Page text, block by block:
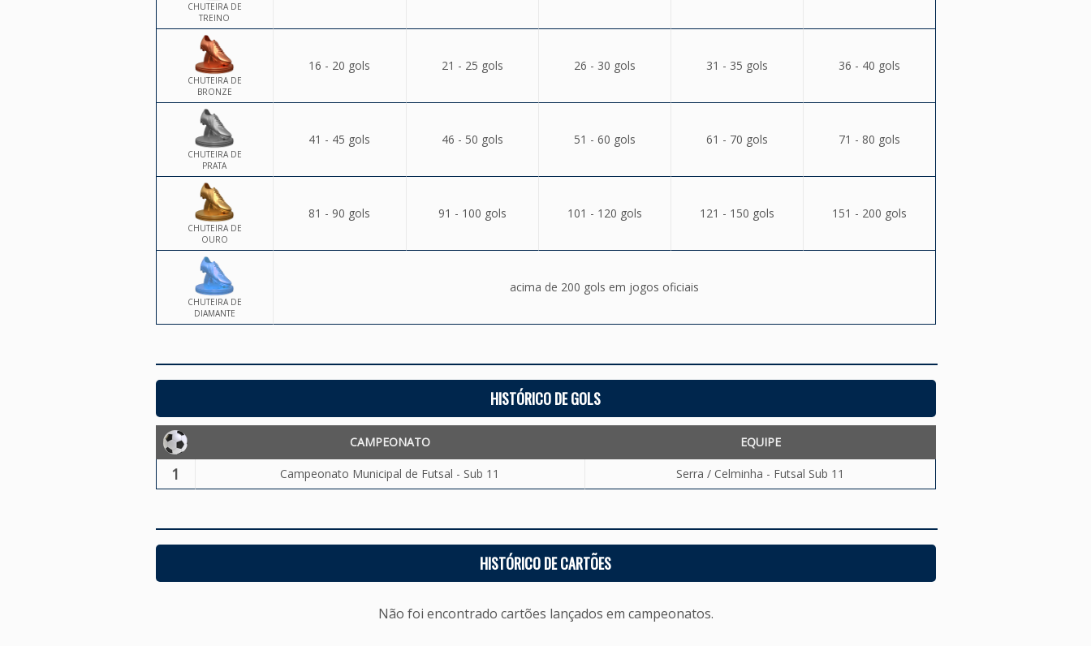
CHUTEIRA DE
TREINO
CHUTEIRA DE
BRONZE
16 - 20 gols 21 - 25 gols 26 - 30 gols 31 - 35 gols 36 - 40 gols
CHUTEIRA DE
PRATA
41 - 45 gols 46 - 50 gols 51 - 60 gols 61 - 70 gols 71 - 80 gols
CHUTEIRA DE
OURO
81 - 90 gols 91 - 100 gols 101 - 120 gols 121 - 150 gols 151 - 200 gols
CHUTEIRA DE
DIAMANTE
acima de 200 gols em jogos oficiais
HISTÓRICO DE GOLS
CAMPEONATO EQUIPE
1 Campeonato Municipal de Futsal - Sub 11 Serra / Celminha - Futsal Sub 11
HISTÓRICO DE CARTÕES
Não foi encontrado cartões lançados em campeonatos.